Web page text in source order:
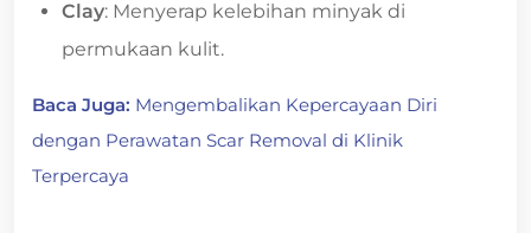
Clay: Menyerap kelebihan minyak di
permukaan kulit.
Baca Juga: Mengembalikan Kepercayaan Diri
dengan Perawatan Scar Removal di Klinik
Terpercaya